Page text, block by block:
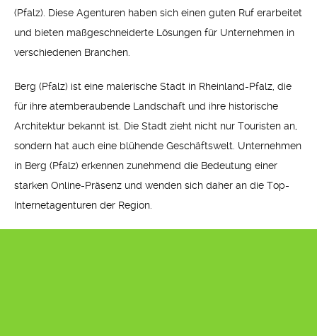
(Pfalz). Diese Agenturen haben sich einen guten Ruf erarbeitet
und bieten maßgeschneiderte Lösungen für Unternehmen in
verschiedenen Branchen.
Berg (Pfalz) ist eine malerische Stadt in Rheinland-Pfalz, die
für ihre atemberaubende Landschaft und ihre historische
Architektur bekannt ist. Die Stadt zieht nicht nur Touristen an,
sondern hat auch eine blühende Geschäftswelt. Unternehmen
in Berg (Pfalz) erkennen zunehmend die Bedeutung einer
starken Online-Präsenz und wenden sich daher an die Top-
Internetagenturen der Region.